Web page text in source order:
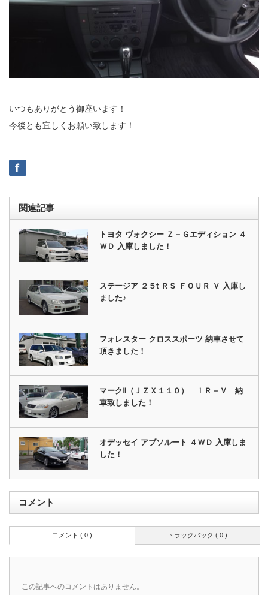
いつもありがとう御座います！
今後とも宜しくお願い致します！
関連記事
トヨタ ヴォクシー Ｚ－Ｇエディション ４
ＷＤ 入庫しました！
ステージア ２５t ＲＳ ＦＯＵＲ Ｖ 入庫し
ました♪
フォレスター クロススポーツ 納車させて
頂きました！
マークⅡ（ＪＺＸ１１０） ｉＲ－Ｖ 納
車致しました！
オデッセイ アブソルート ４ＷＤ 入庫しま
した！
コメント
トラックバック ( 0 )
コメント ( 0 )
この記事へのコメントはありません。